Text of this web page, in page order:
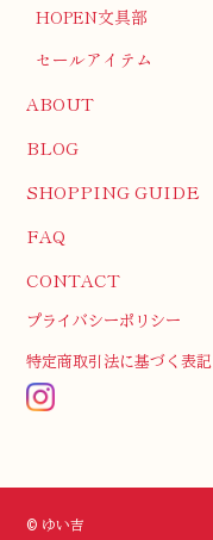
HOPEN文具部
セールアイテム
ABOUT
BLOG
SHOPPING GUIDE
FAQ
CONTACT
プライバシーポリシー
特定商取引法に基づく表記
© ゆい吉